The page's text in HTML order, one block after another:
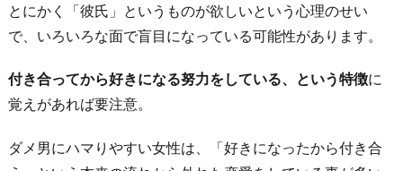
とにかく「彼氏」というものが欲しいという心理のせい
で、いろいろな面で盲目になっている可能性があります。
付き合ってから好きになる努力をしている、という特徴に
覚えがあれば要注意。
ダメ男にハマりやすい女性は、「好きになったから付き合